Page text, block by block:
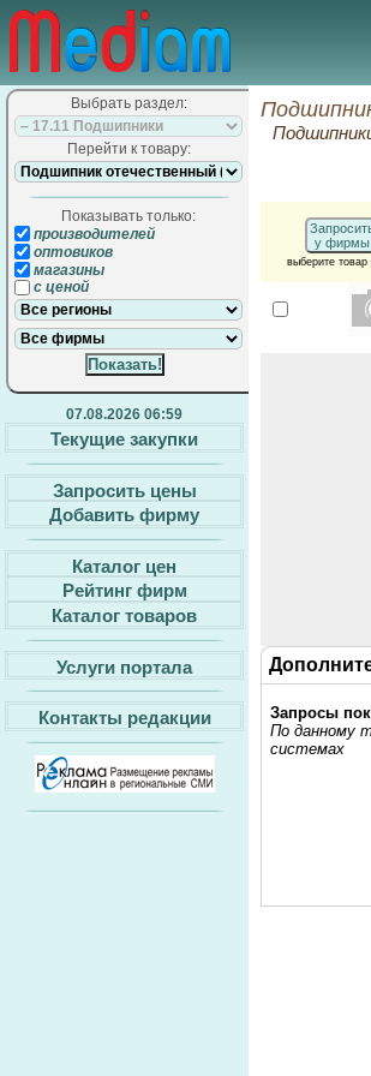
Выбрать раздел:
Перейти к товару:
Показывать только:
производителей
оптовиков
магазины
с ценой
07.08.2026 06:59
Текущие закупки
Запросить цены
Добавить фирму
Каталог цен
Рейтинг фирм
Каталог товаров
Услуги портала
Контакты редакции
у фирмы
выберите товар
Запросы
По данному
системах